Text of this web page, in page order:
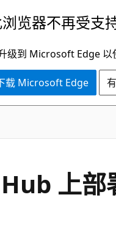
览器不再受支持
级到 Microsoft Edge 以
载 Microsoft Edge
上